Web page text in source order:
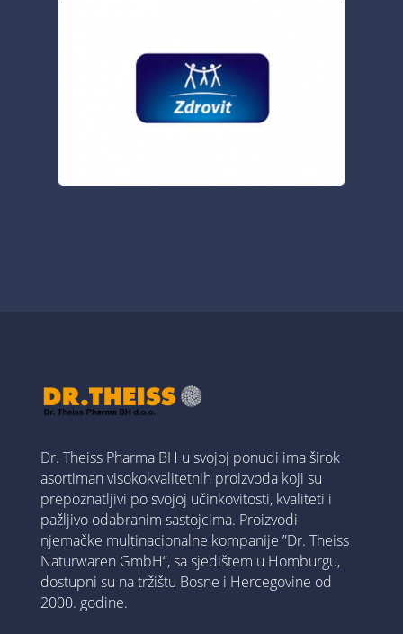
Dr. Theiss Pharma BH u svojoj ponudi ima širok
asortiman visokokvalitetnih proizvoda koji su
prepoznatljivi po svojoj učinkovitosti, kvaliteti i
pažljivo odabranim sastojcima. Proizvodi
njemačke multinacionalne kompanije ”Dr. Theiss
Naturwaren GmbH“, sa sjedištem u Homburgu,
dostupni su na tržištu Bosne i Hercegovine od
2000. godine.